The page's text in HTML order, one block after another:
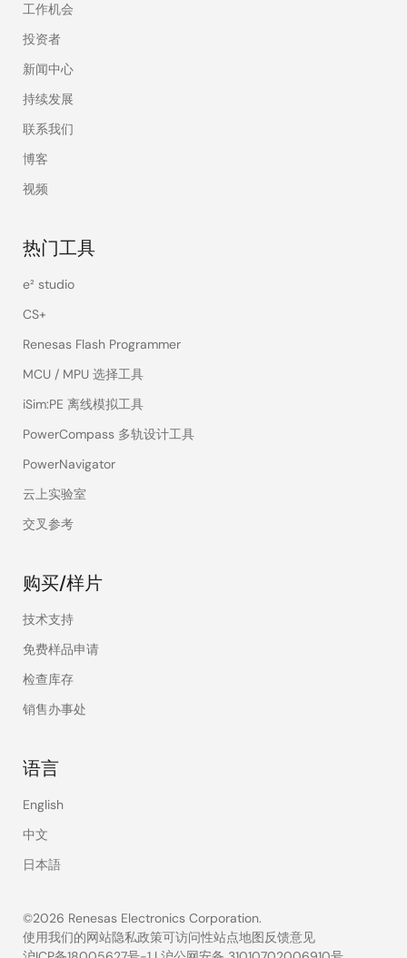
工作机会
投资者
新闻中心
持续发展
联系我们
博客
视频
热门工具
e² studio
CS+
Renesas Flash Programmer
MCU / MPU 选择工具
iSim:PE 离线模拟工具
PowerCompass 多轨设计工具
PowerNavigator
云上实验室
交叉参考
购买/样片
技术支持
免费样品申请
检查库存
销售办事处
语言
English
中文
日本語
©2026 Renesas Electronics Corporation.
使用我们的网站隐私政策可访问性站点地图反馈意见